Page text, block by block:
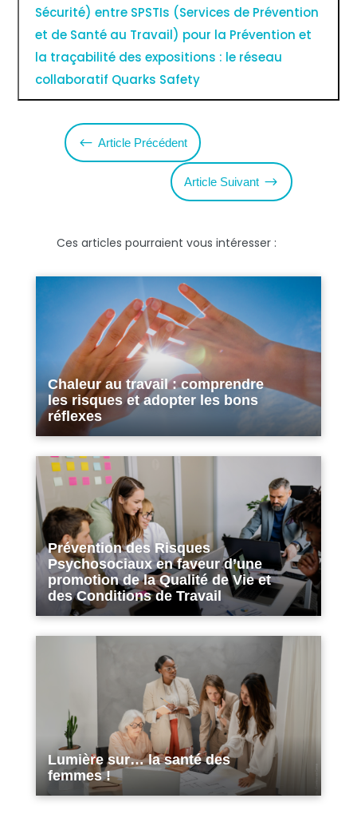
Sécurité) entre SPSTIs (Services de Prévention
et de Santé au Travail) pour la Prévention et
la traçabilité des expositions : le réseau
collaboratif Quarks Safety
# Article Précédent
Article Suivant $
Ces articles pourraient vous intéresser :
Chaleur au travail : comprendre
les risques et adopter les bons
réflexes
Prévention des Risques
Psychosociaux en faveur d’une
promotion de la Qualité de Vie et
des Conditions de Travail
Lumière sur… la santé des
femmes !